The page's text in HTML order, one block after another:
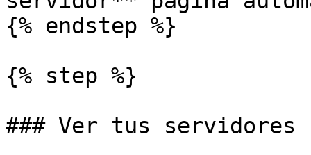
{% endstep %}
{% step %}
### Ver tus servidores